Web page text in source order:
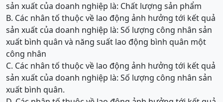
sản xuất của doanh nghiệp là: Chất lượng sản phẩm
B. Các nhân tố thuộc về lao động ảnh hưởng tới kết quả
sản xuất của doanh nghiệp là: Số lượng công nhân sản
xuất bình quân và năng suất lao động bình quân một
công nhân
C. Các nhân tố thuộc về lao động ảnh hưởng tới kết quả
sản xuất của doanh nghiệp là: Số lượng công nhân sản
xuất bình quân.